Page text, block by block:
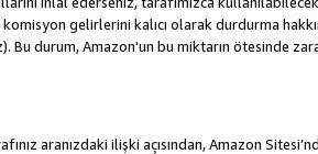
gelirlerini kalıcı olarak durdurma
durum, Amazon'un bu miktarın ötesinde
aranızdaki ilişki açısından, Amazon